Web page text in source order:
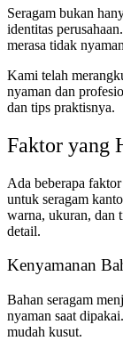
Seragam bukan
identitas
merasa tidak
Kami telah
nyaman dan
dan tips praktisnya.
Faktor yang
Ada beberapa
untuk seragam
warna, ukuran, dan
detail.
Kenyamanan
Bahan seragam
nyaman saat
mudah kusut.